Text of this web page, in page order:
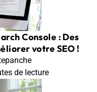
Console : Des
votre SEO !
de lecture